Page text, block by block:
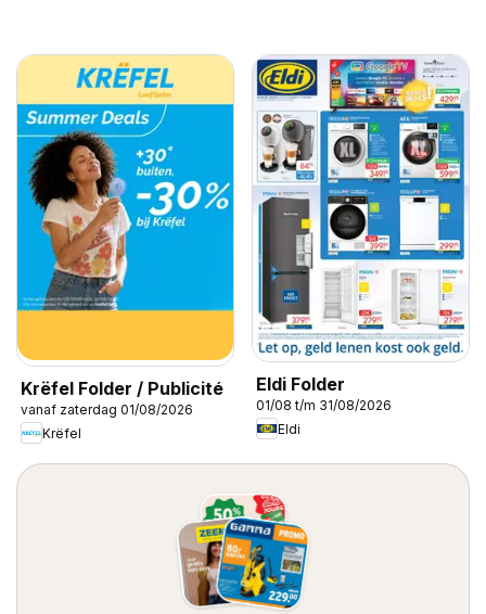
Krëfel Folder / Publicité
vanaf zaterdag 01/08/2026
Krëfel
Eldi Folder
01/08 t/m 31/08/2026
Eldi